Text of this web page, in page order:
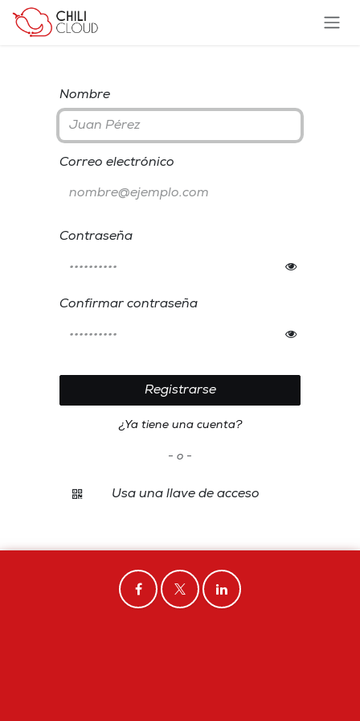
Ir al contenido
Nombre
Correo electrónico
Contraseña
Confirmar contraseña
Registrarse
¿Ya tiene una cuenta?
- o -
Usa una llave de acceso